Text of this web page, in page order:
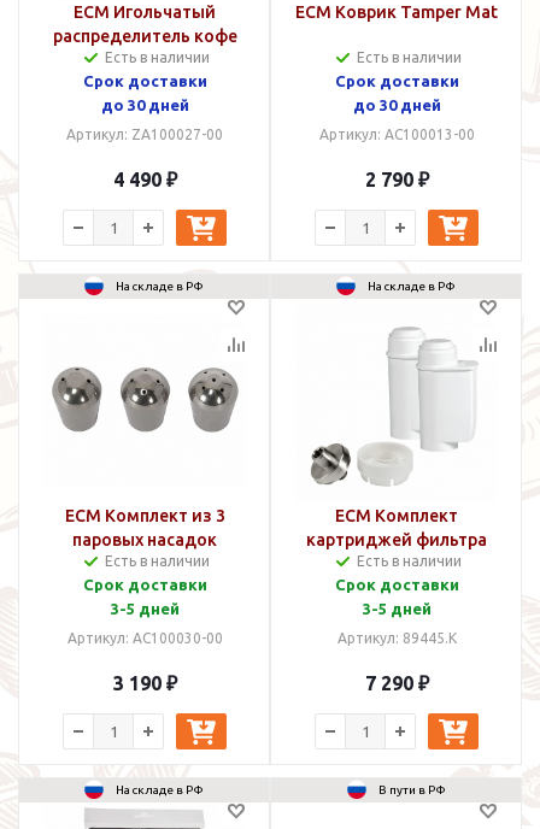
ECM Игольчатый
распределитель кофе
WDT Tool
Есть в наличии
Срок доставки
до 30 дней
Артикул: ZA100027-00
4 490 ₽
ECM Коврик Tamper Mat
Есть в наличии
Срок доставки
до 30 дней
Артикул: AC100013-00
2 790 ₽
На складе в РФ
ECM Комплект из 3
паровых насадок
Есть в наличии
Срок доставки
3-5 дней
Артикул: AC100030-00
3 190 ₽
На складе в РФ
ECM Комплект
картриджей фильтра
воды
Есть в наличии
Срок доставки
3-5 дней
Артикул: 89445.K
7 290 ₽
На складе в РФ В пути в РФ